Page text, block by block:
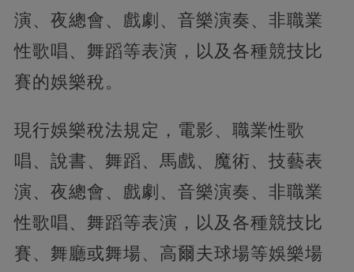
演、夜總會、戲劇、音樂演奏、非職業
性歌唱、舞蹈等表演，以及各種競技比
賽的娛樂稅。
現行娛樂稅法規定，電影、職業性歌
唱、說書、舞蹈、馬戲、魔術、技藝表
演、夜總會、戲劇、音樂演奏、非職業
性歌唱、舞蹈等表演，以及各種競技比
賽、舞廳或舞場、高爾夫球場等娛樂場